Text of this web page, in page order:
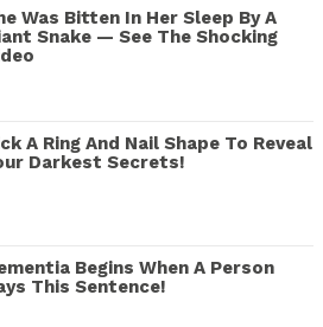
Was Bitten In Her Sleep By A
Snake — See The Shocking
A Ring And Nail Shape To Reveal
Darkest Secrets!
Begins When A Person
This Sentence!